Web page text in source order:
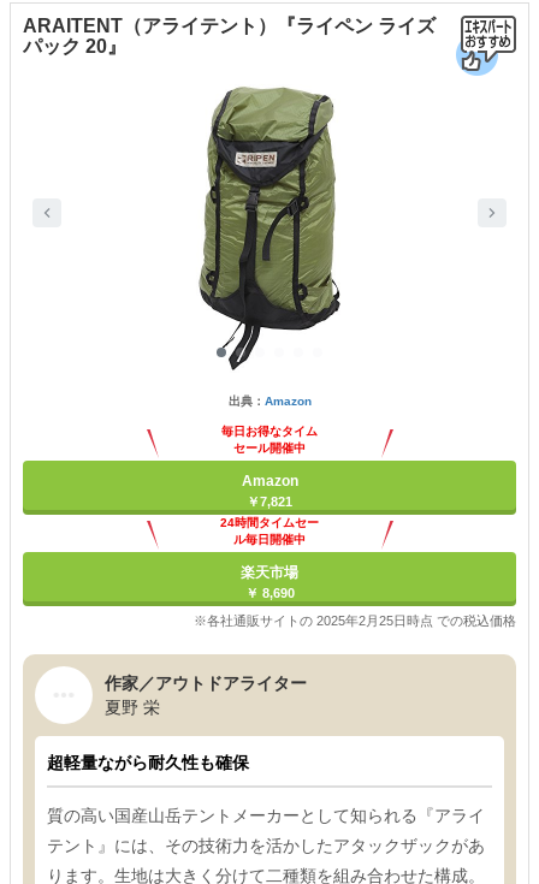
ARAITENT（アライテント）『ライペン ライズ
パック 20』
出典： Amazon
毎日お得なタイム
セール開催中
Amazon
￥7,821
24時間タイムセー
ル毎日開催中
楽天市場
￥ 8,690
※各社通販サイトの 2025年2月25日時点 での税込価格
作家／アウトドアライター
夏野 栄
超軽量ながら耐久性も確保
質の高い国産山岳テントメーカーとして知られる『アライ
テント』には、その技術力を活かしたアタックザックがあ
ります。生地は大きく分けて二種類を組み合わせた構成。